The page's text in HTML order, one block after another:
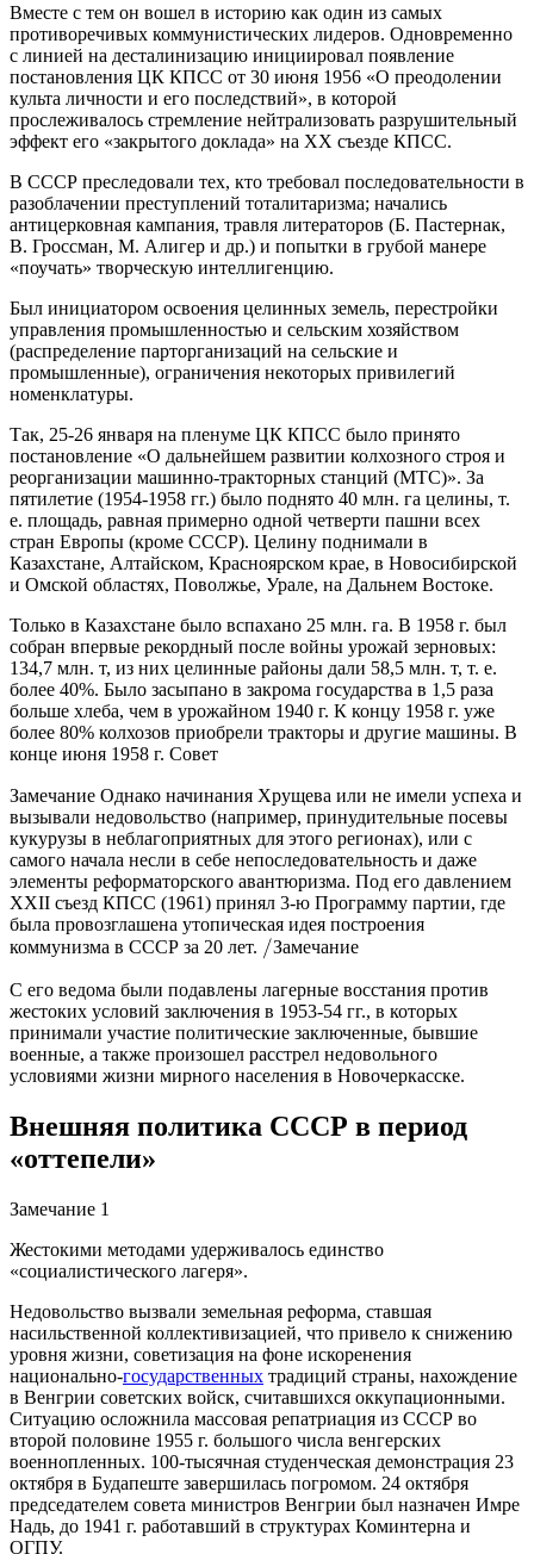
Вместе с тем он вошел в историю как один из самых
противоречивых коммунистических лидеров. Одновременно
с линией на десталинизацию инициировал появление
постановления ЦК КПСС от 30 июня 1956 «О преодолении
культа личности и его последствий», в которой
прослеживалось стремление нейтрализовать разрушительный
эффект его «закрытого доклада» на ХХ съезде КПСС.
В СССР преследовали тех, кто требовал последовательности в
разоблачении преступлений тоталитаризма; начались
антицерковная кампания, травля литераторов (Б. Пастернак,
В. Гроссман, М. Алигер и др.) и попытки в грубой манере
«поучать» творческую интеллигенцию.
Был инициатором освоения целинных земель, перестройки
управления промышленностью и сельским хозяйством
(распределение парторганизаций на сельские и
промышленные), ограничения некоторых привилегий
номенклатуры.
Так, 25-26 января на пленуме ЦК КПСС было принято
постановление «О дальнейшем развитии колхозного строя и
реорганизации машинно-тракторных станций (МТС)». За
пятилетие (1954-1958 гг.) было поднято 40 млн. га целины, т.
е. площадь, равная примерно одной четверти пашни всех
стран Европы (кроме СССР). Целину поднимали в
Казахстане, Алтайском, Красноярском крае, в Новосибирской
и Омской областях, Поволжье, Урале, на Дальнем Востоке.
Только в Казахстане было вспахано 25 млн. га. В 1958 г. был
собран впервые рекордный после войны урожай зерновых:
134,7 млн. т, из них целинные районы дали 58,5 млн. т, т. е.
более 40%. Было засыпано в закрома государства в 1,5 раза
больше хлеба, чем в урожайном 1940 г. К концу 1958 г. уже
более 80% колхозов приобрели тракторы и другие машины. В
конце июня 1958 г. Совет
Замечание
Замечание Однако начинания Хрущева или не имели успеха и
вызывали недовольство (например, принудительные посевы
кукурузы в неблагоприятных для этого регионах), или с
самого начала несли в себе непоследовательность и даже
элементы реформаторского авантюризма. Под его давлением
ХХІІ съезд КПСС (1961) принял 3-ю Программу партии, где
была провозглашена утопическая идея построения
коммунизма в СССР за 20 лет.
Замечание
/Замечание
С его ведома были подавлены лагерные восстания против
жестоких условий заключения в 1953-54 гг., в которых
принимали участие политические заключенные, бывшие
военные, а также произошел расстрел недовольного
условиями жизни мирного населения в Новочеркасске.
Внешняя политика СССР в период
«оттепели»
Замечание 1
Жестокими методами удерживалось единство
«социалистического лагеря».
Недовольство вызвали земельная реформа, ставшая
насильственной коллективизацией, что привело к снижению
уровня жизни, советизация на фоне искоренения
национально-государственных традиций страны, нахождение
в Венгрии советских войск, считавшихся оккупационными.
Ситуацию осложнила массовая репатриация из СССР во
второй половине 1955 г. большого числа венгерских
военнопленных. 100-тысячная студенческая демонстрация 23
октября в Будапеште завершилась погромом. 24 октября
председателем совета министров Венгрии был назначен Имре
Надь, до 1941 г. работавший в структурах Коминтерна и
ОГПУ.